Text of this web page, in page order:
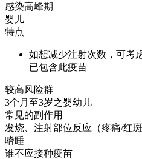
感染高峰期
婴儿
特点
如想减少注射次数，可考
已包含此疫苗
较高风险群
3个月至3岁之婴幼儿
常见的副作用
发烧、注射部位反应（疼痛/红
嗜睡
谁不应接种疫苗